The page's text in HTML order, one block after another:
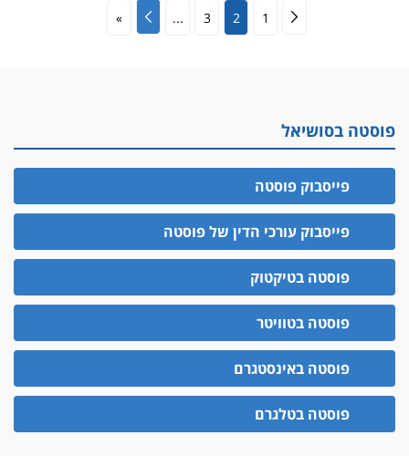
1
2
3
...
»
פוסטה בסושיאל
פייסבוק פוסטה
פייסבוק עורכי הדין של פוסטה
פוסטה בטיקטוק
פוסטה בטוויטר
פוסטה באינסטגרם
פוסטה בטלגרם